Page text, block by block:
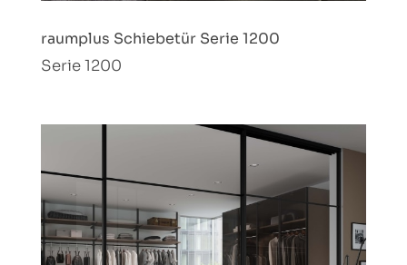
raumplus Schiebetür Serie 1200
Serie 1200